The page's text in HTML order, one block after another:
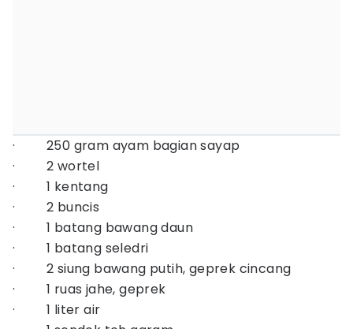
· 250 gram ayam bagian sayap
· 2 wortel
· 1 kentang
· 2 buncis
· 1 batang bawang daun
· 1 batang seledri
· 2 siung bawang putih, geprek cincang
· 1 ruas jahe, geprek
· 1 liter air